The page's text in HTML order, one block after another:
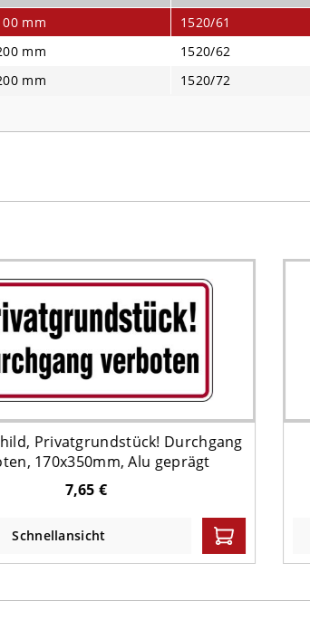
mm 1520/61
mm 1520/62
mm 1520/72
Privatgrundstück! Durchgang
170x350mm, Alu geprägt
7,65 €
Schnellansicht